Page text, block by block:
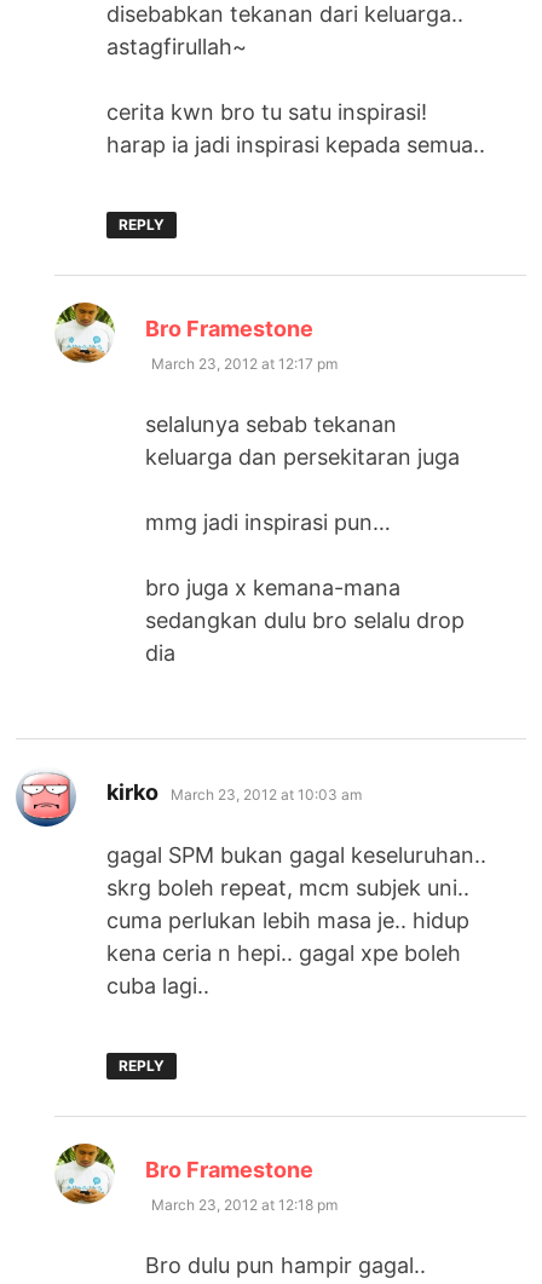
disebabkan tekanan dari keluarga..
astagfirullah~
cerita kwn bro tu satu inspirasi!
harap ia jadi inspirasi kepada semua..
REPLY
Bro Framestone
March 23, 2012 at 12:17 pm
selalunya sebab tekanan
keluarga dan persekitaran juga
mmg jadi inspirasi pun…
bro juga x kemana-mana
sedangkan dulu bro selalu drop
dia
kirko says:
March 23, 2012 at 10:03 am
gagal SPM bukan gagal keseluruhan..
skrg boleh repeat, mcm subjek uni..
cuma perlukan lebih masa je.. hidup
kena ceria n hepi.. gagal xpe boleh
cuba lagi..
REPLY
Bro Framestone
March 23, 2012 at 12:18 pm
Bro dulu pun hampir gagal..